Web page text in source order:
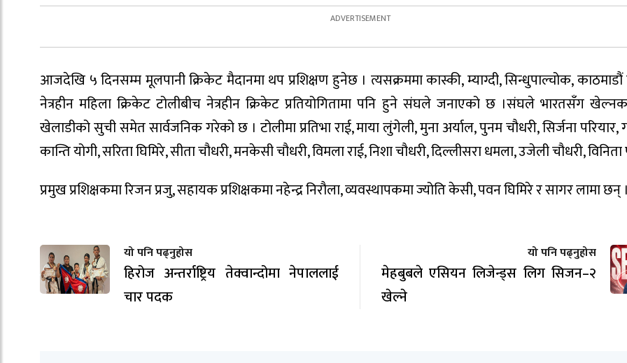
आजदेखि ५ दिनसम्म मूलपानी क्रिकेट मैदानमा थप प्रशिक्षण हुनेछ । त्यसक्रममा कास्की, म्याग्दी, सिन्धुपाल्चोक, काठमाडौं
नेत्रहीन महिला क्रिकेट टोलीबीच नेत्रहीन क्रिकेट प्रतियोगितामा पनि हुने संघले जनाएको छ ।संघले भारतसँग
खेलाडीको सुची समेत सार्वजनिक गरेको छ । टोलीमा प्रतिभा राई, माया लुंगेली, मुना अर्याल, पुनम चौधरी, सिर्जना परियार,
कान्ति योगी, सरिता घिमिरे, सीता चौधरी, मनकेसी चौधरी, विमला राई, निशा चौधरी, दिल्लीसरा धमला, उजेली चौधरी,
प्रमुख प्रशिक्षकमा रिजन प्रजु, सहायक प्रशिक्षकमा नहेन्द्र निरौला, व्यवस्थापकमा ज्योति केसी, पवन घिमिरे र सागर लामा छन्
यो पनि पढ्नुहोस
हिरोज अन्तर्राष्ट्रिय तेक्वान्दोमा नेपाललाई
चार पदक
यो पनि पढ्नुहोस
मेहबुबले एसियन लिजेन्ड्स लिग सिजन–२
खेल्ने